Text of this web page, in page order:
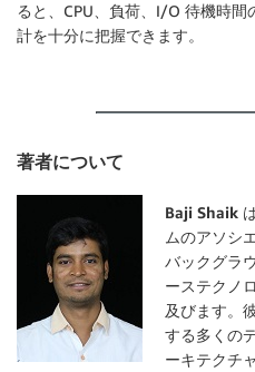
ると、CPU、負荷、I/O 待機時
計を十分に把握できます。
著者について
Baji Shaik
ムのアソシ
バックグラ
ーステクノ
及びます。
する多くの
ーキテクチ